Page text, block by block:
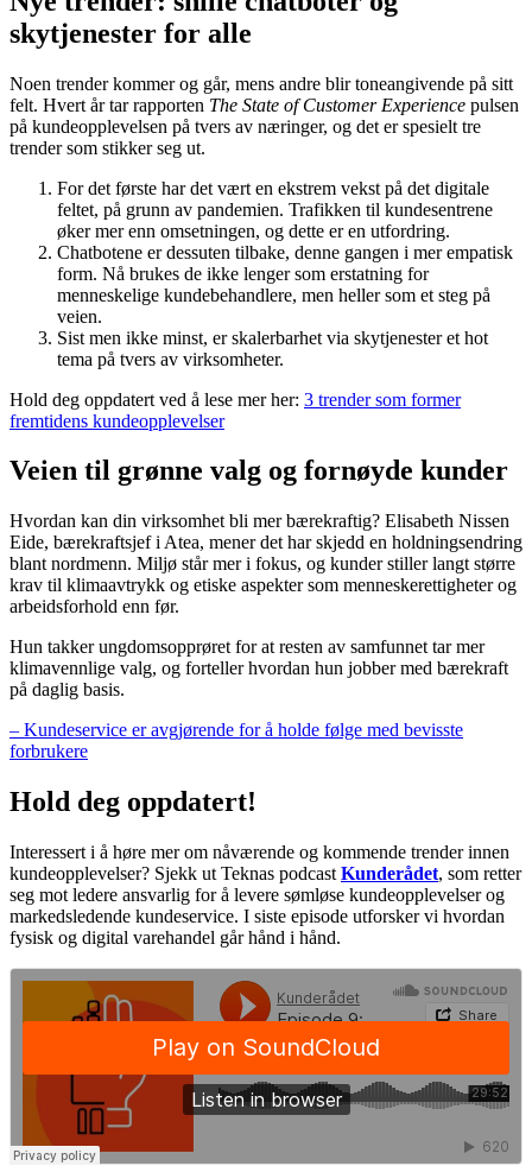
skytjenester for alle
Noen trender kommer og går, mens andre blir toneangivende på sitt
felt. Hvert år tar rapporten The State of Customer Experience pulsen
på kundeopplevelsen på tvers av næringer, og det er spesielt tre
trender som stikker seg ut.
For det første har det vært en ekstrem vekst på det digitale
feltet, på grunn av pandemien. Trafikken til kundesentrene
øker mer enn omsetningen, og dette er en utfordring.
Chatbotene er dessuten tilbake, denne gangen i mer empatisk
form. Nå brukes de ikke lenger som erstatning for
menneskelige kundebehandlere, men heller som et steg på
veien.
Sist men ikke minst, er skalerbarhet via skytjenester et hot
tema på tvers av virksomheter.
Hold deg oppdatert ved å lese mer her: 3 trender som former
fremtidens kundeopplevelser
Veien til grønne valg og fornøyde kunder
Hvordan kan din virksomhet bli mer bærekraftig? Elisabeth Nissen
Eide, bærekraftsjef i Atea, mener det har skjedd en holdningsendring
blant nordmenn. Miljø står mer i fokus, og kunder stiller langt større
krav til klimaavtrykk og etiske aspekter som menneskerettigheter og
arbeidsforhold enn før.
Hun takker ungdomsopprøret for at resten av samfunnet tar mer
klimavennlige valg, og forteller hvordan hun jobber med bærekraft
på daglig basis.
– Kundeservice er avgjørende for å holde følge med bevisste
forbrukere
Hold deg oppdatert!
Interessert i å høre mer om nåværende og kommende trender innen
kundeopplevelser? Sjekk ut Teknas podcast Kunderådet, som retter
seg mot ledere ansvarlig for å levere sømløse kundeopplevelser og
markedsledende kundeservice. I siste episode utforsker vi hvordan
fysisk og digital varehandel går hånd i hånd.